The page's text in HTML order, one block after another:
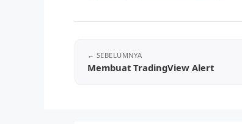
Membuat TradingView Alert